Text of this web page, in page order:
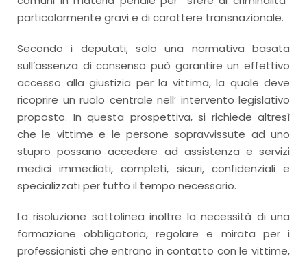
particolarmente gravi e di carattere transnazionale.
Secondo i deputati, solo una normativa basata
sull’assenza di consenso può garantire un effettivo
accesso alla giustizia per la vittima, la quale deve
ricoprire un ruolo centrale nell’ intervento legislativo
proposto. In questa prospettiva, si richiede altresì
che le vittime e le persone sopravvissute ad uno
stupro possano accedere ad assistenza e servizi
medici immediati, completi, sicuri, confidenziali e
specializzati per tutto il tempo necessario.
La risoluzione sottolinea inoltre la necessità di una
formazione obbligatoria, regolare e mirata per i
professionisti che entrano in contatto con le vittime,